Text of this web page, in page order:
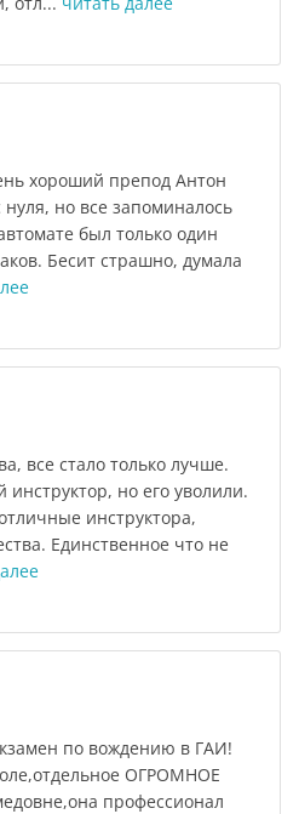
хороший препод Антон
но все запоминалось
был только один
Бесит страшно, думала
все стало только лучше.
но его уволили.
инструктора,
Единственное что не
по вождению в ГАИ!
ОГРОМНОЕ
профессионал